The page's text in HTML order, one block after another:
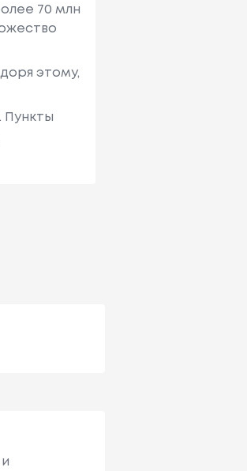
70 млн
этому,
Пункты